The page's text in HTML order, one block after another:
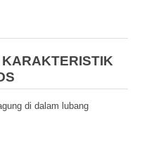
di dalam lubang